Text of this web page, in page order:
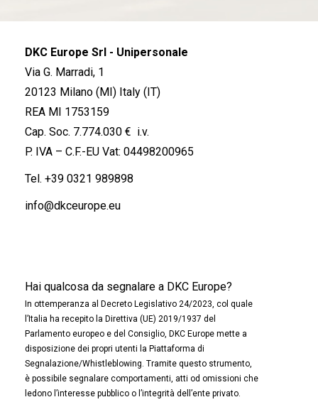
DKC Europe Srl - Unipersonale
Via G. Marradi, 1
20123 Milano (MI) Italy (IT)
REA MI 1753159
Cap. Soc. 7.774.030 € i.v.
P. IVA – C.F.-EU Vat: 04498200965
Tel. +39 0321 989898
info@dkceurope.eu
Hai qualcosa da segnalare a DKC Europe?
In ottemperanza al Decreto Legislativo 24/2023, col quale
l’Italia ha recepito la Direttiva (UE) 2019/1937 del
Parlamento europeo e del Consiglio, DKC Europe mette a
disposizione dei propri utenti la Piattaforma di
Segnalazione/Whistleblowing. Tramite questo strumento,
è possibile segnalare comportamenti, atti od omissioni che
ledono l’interesse pubblico o l’integrità dell’ente privato.